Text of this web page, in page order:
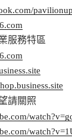
服務特區
請關照